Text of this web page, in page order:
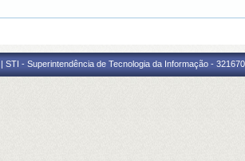
STI - Superintendência de Tecnologia da Informação -